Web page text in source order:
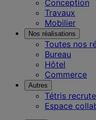
Conception
Travaux
Mobilier
Nos réalisations
Toutes nos
Bureau
Hôtel
Commerce
Autres
Tétris recrute
Espace